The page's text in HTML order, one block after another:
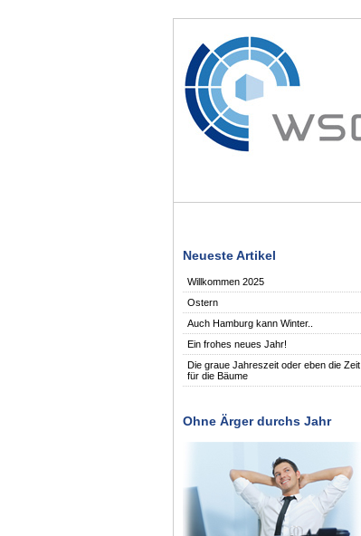
Neueste Artikel
Willkommen 2025
Ostern
Auch Hamburg kann Winter..
Ein frohes neues Jahr!
Die graue Jahreszeit oder eben die Zeit
für die Bäume
Ohne Ärger durchs Jahr